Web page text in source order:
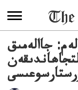
جاالەمىق